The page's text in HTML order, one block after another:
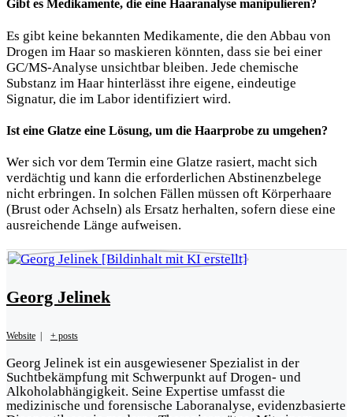
Gibt es Medikamente, die eine Haaranalyse manipulieren?
Es gibt keine bekannten Medikamente, die den Abbau von
Drogen im Haar so maskieren könnten, dass sie bei einer
GC/MS-Analyse unsichtbar bleiben. Jede chemische
Substanz im Haar hinterlässt ihre eigene, eindeutige
Signatur, die im Labor identifiziert wird.
Ist eine Glatze eine Lösung, um die Haarprobe zu umgehen?
Wer sich vor dem Termin eine Glatze rasiert, macht sich
verdächtig und kann die erforderlichen Abstinenzbelege
nicht erbringen. In solchen Fällen müssen oft Körperhaare
(Brust oder Achseln) als Ersatz herhalten, sofern diese eine
ausreichende Länge aufweisen.
Georg Jelinek
Website | + posts
Georg Jelinek ist ein ausgewiesener Spezialist in der
Suchtbekämpfung mit Schwerpunkt auf Drogen- und
Alkoholabhängigkeit. Seine Expertise umfasst die
medizinische und forensische Laboranalyse, evidenzbasierte